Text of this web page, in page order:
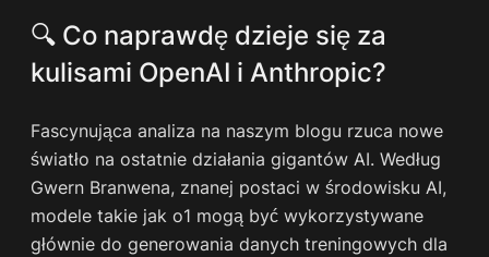
🔍 Co naprawdę dzieje się za
kulisami OpenAI i Anthropic?
Fascynująca analiza na naszym blogu rzuca nowe
światło na ostatnie działania gigantów AI. Według
Gwern Branwena, znanej postaci w środowisku AI,
modele takie jak o1 mogą być wykorzystywane
głównie do generowania danych treningowych dla